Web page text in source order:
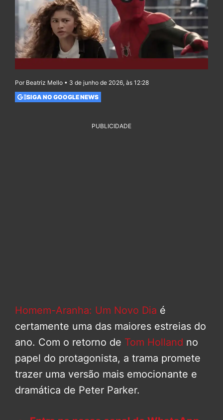
Por Beatriz Mello • 3 de junho de 2026, às 12:28
SIGA NO GOOGLE NEWS
PUBLICIDADE
Homem-Aranha: Um Novo Dia é
certamente uma das maiores estreias do
ano. Com o retorno de Tom Holland no
papel do protagonista, a trama promete
trazer uma versão mais emocionante e
dramática de Peter Parker.